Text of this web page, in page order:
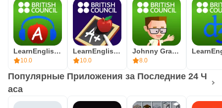
LearnEnglish Podcasts
10.0
LearnEnglish Grammar
10.0
Johnny Grammar Word Challenge
8.0
Популярные Приложения за Последние 24 Ч
аса